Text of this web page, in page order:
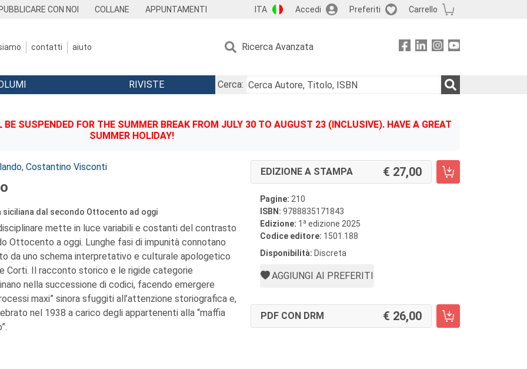
CON NOI COLLANE APPUNTAMENTI ITA Accedi Preferiti Carrello
contatti aiuto Ricerca Avanzata
RIVISTE Cerca:
SUSPENDED FOR THE SUMMER BREAK FROM JULY 30 TO AUGUST 23 (INCLUSIVE). HAVE A GREAT
SUMMER HOLIDAY!
, Costantino Visconti
dal secondo Ottocento ad oggi
mette in luce variabili e costanti del contrasto
Ottocento a oggi. Lunghe fasi di impunità connotano
da uno schema interpretativo e culturale apologetico
Corti. Il racconto storico e le rigide categorie
nella successione di codici, facendo emergere
maxi” sinora sfuggiti all’attenzione storiografica e,
nel 1938 a carico degli appartenenti alla “maffia
EDIZIONE A STAMPA 27,00
Pagine: 210
ISBN: 9788835171843
Edizione: 1 a edizione 2025
Codice editore: 1501.188
Disponibilità: Discreta
AGGIUNGI AI PREFERITI
PDF CON DRM 26,00